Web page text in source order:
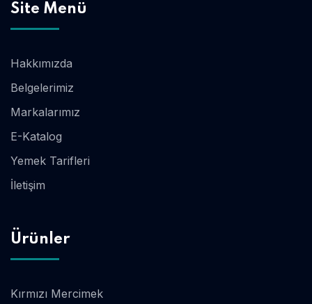
Site Menü
Hakkımızda
Belgelerimiz
Markalarımız
E-Katalog
Yemek Tarifleri
İletişim
Ürünler
Kırmızı Mercimek